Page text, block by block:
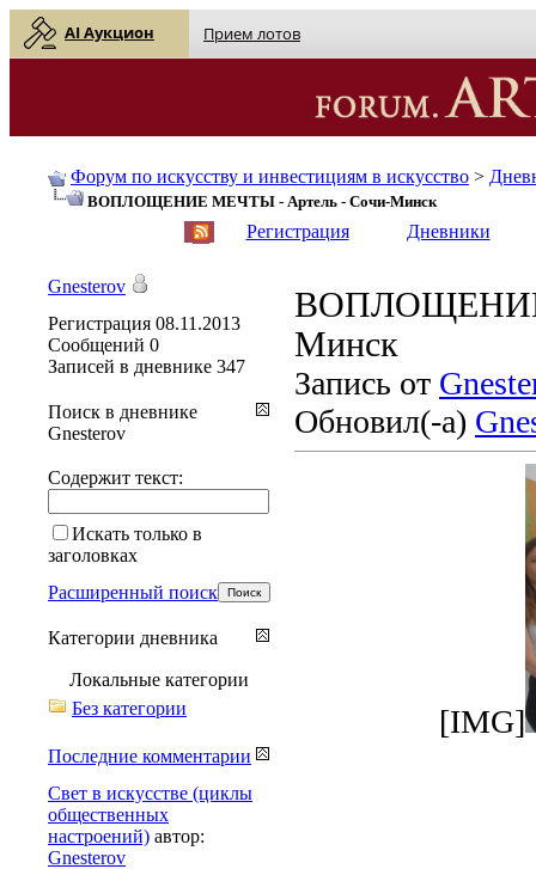
AI Аукцион Прием лотов
Форум по искусству и инвестициям в искусство >
ВОПЛОЩЕНИЕ МЕЧТЫ - Артель - Сочи-Минск
Регистрация Дневники
ВОПЛОЩЕНИЕ
Минск
Запись от
Обновил(-а)
[IMG]
Gnesterov
Регистрация 08.11.2013
Сообщений 0
Записей в дневнике 347
Поиск в дневнике
Gnesterov
Содержит текст:
Искать только в
заголовках
Расширенный поиск
Категории дневника
Локальные категории
Без категории
Последние комментарии
Свет в искусстве (циклы
общественных
настроений) автор:
Gnesterov